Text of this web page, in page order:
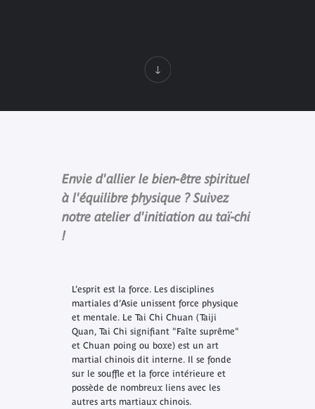
Envie d'allier le bien-être spirituel
à l'équilibre physique ? Suivez
notre atelier d'initiation au taï-chi
!
L’esprit est la force. Les disciplines
martiales d’Asie unissent force physique
et mentale. Le Tai Chi Chuan (Taiji
Quan, Tai Chi signifiant "Faîte suprême"
et Chuan poing ou boxe) est un art
martial chinois dit interne. Il se fonde
sur le souffle et la force intérieure et
possède de nombreux liens avec les
autres arts martiaux chinois.